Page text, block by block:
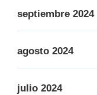
septiembre 2024
agosto 2024
julio 2024